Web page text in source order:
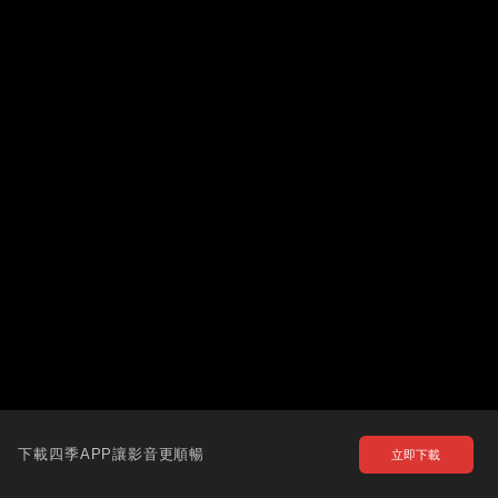
下載四季APP讓影音更順暢 立即下載